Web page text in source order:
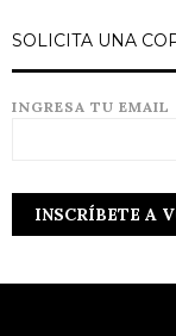
SOLICITA UNA
INGRESA TU EMAIL